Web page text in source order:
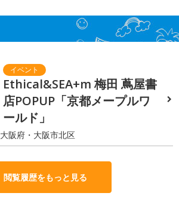
Ethical&SEA+m 梅田 蔦屋書
店POPUP「京都メープルワ
ールド」
大阪府・大阪市北区
閲覧履歴をもっと見る